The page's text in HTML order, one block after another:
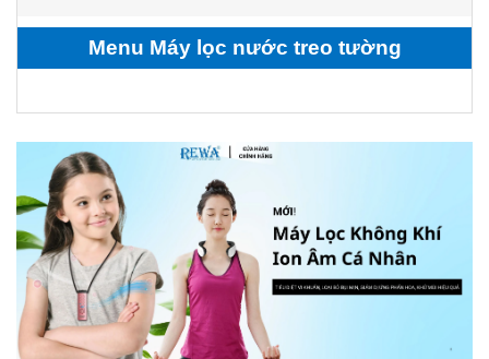
Menu Máy lọc nước treo tường